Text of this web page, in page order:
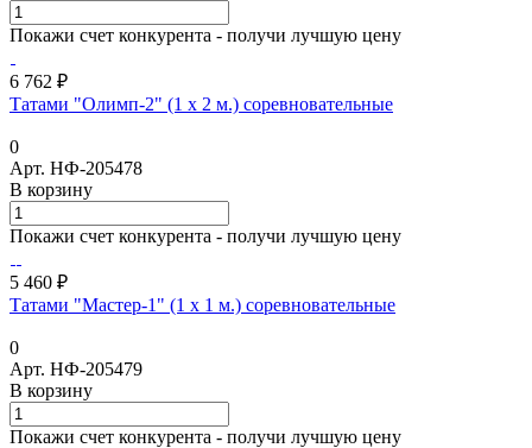
Покажи счет конкурента - получи лучшую цену
6 762 ₽
Татами "Олимп-2" (1 х 2 м.) соревновательные
0
Арт. НФ-205478
В корзину
Покажи счет конкурента - получи лучшую цену
5 460 ₽
Татами "Мастер-1" (1 х 1 м.) соревновательные
0
Арт. НФ-205479
В корзину
Покажи счет конкурента - получи лучшую цену